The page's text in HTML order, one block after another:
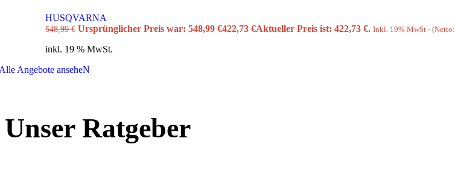
HUSQVARNA
548,99€ Ursprünglicher Preis war: 548,99 €422,73 €Aktueller Preis ist: 422,73 €. Inkl. 19% MwSt - (Netto:
inkl. 19 % MwSt.
Angebote anseheN
Unser Ratgeber